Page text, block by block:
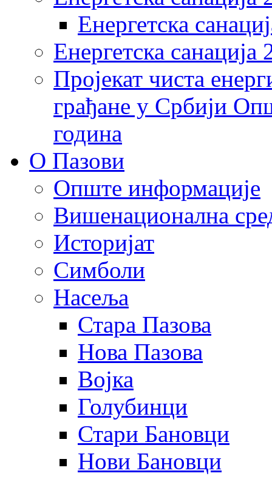
Енергетска
Енергетска
Пројекат чиста
грађане у Србији
година
О Пазови
Опште информације
Вишенационална
Историјат
Симболи
Насеља
Стара Пазова
Нова Пазова
Војка
Голубинци
Стари Бановци
Нови Бановци